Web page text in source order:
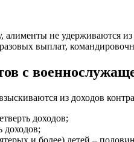
алименты не удерживаются
выплат,
с
из доходов
доходов;
доходов;
и более) детей –